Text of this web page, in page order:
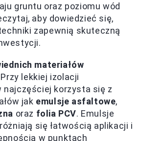
gruntu oraz poziomu wód
aby dowiedzieć się,
zapewnią skuteczną
materiałów
lekkiej izolacji
najczęściej korzysta się z
jak emulsje asfaltowe,
oraz folia PCV. Emulsje
się łatwością aplikacji i
w punktach